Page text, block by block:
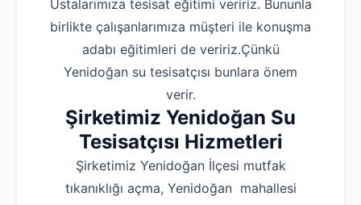
Ustalarımıza tesisat eğitimi veririz. Bununla
birlikte çalışanlarımıza müşteri ile konuşma
adabı eğitimleri de veririz.Çünkü
Yenidoğan su tesisatçısı bunlara önem
verir.
Şirketimiz Yenidoğan Su
Tesisatçısı Hizmetleri
Şirketimiz Yenidoğan İlçesi mutfak
tıkanıklığı açma, Yenidoğan mahallesi